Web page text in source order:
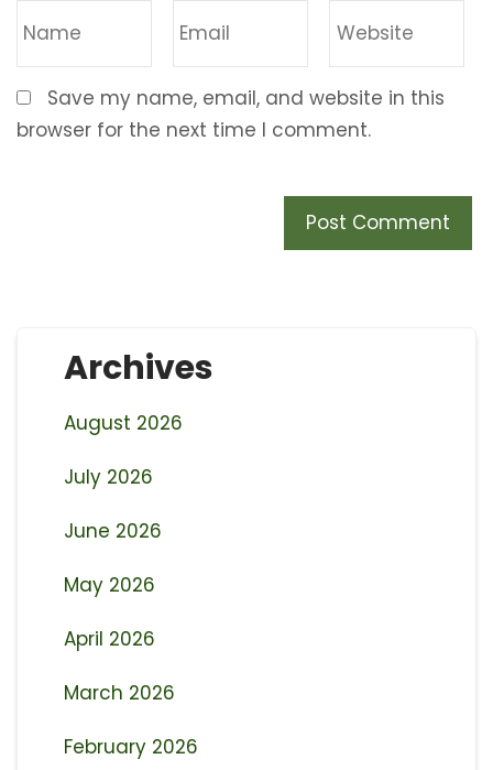
Save my name, email, and website in this
browser for the next time I comment.
Archives
August 2026
July 2026
June 2026
May 2026
April 2026
March 2026
February 2026